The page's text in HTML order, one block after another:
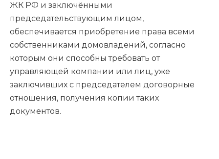
ЖК РФ и заключёнными
председательствующим лицом,
обеспечивается приобретение права всеми
собственниками домовладений, согласно
которым они способны требовать от
управляющей компании или лиц, уже
заключивших с председателем договорные
отношения, получения копии таких
документов.